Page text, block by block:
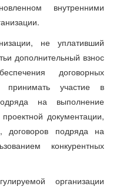
внутренними
не уплативший
дополнительный взнос
договорных
принимать участие в
на выполнение
документации,
договоров подряда на
конкурентных
организации